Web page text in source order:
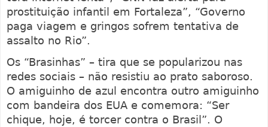
prostituição infantil em Fortaleza”, “Governo
paga viagem e gringos sofrem tentativa de
assalto no Rio”.
Os “Brasinhas” – tira que se popularizou nas
redes sociais – não resistiu ao prato saboroso.
O amiguinho de azul encontra outro amiguinho
com bandeira dos EUA e comemora: “Ser
chique, hoje, é torcer contra o Brasil”. O